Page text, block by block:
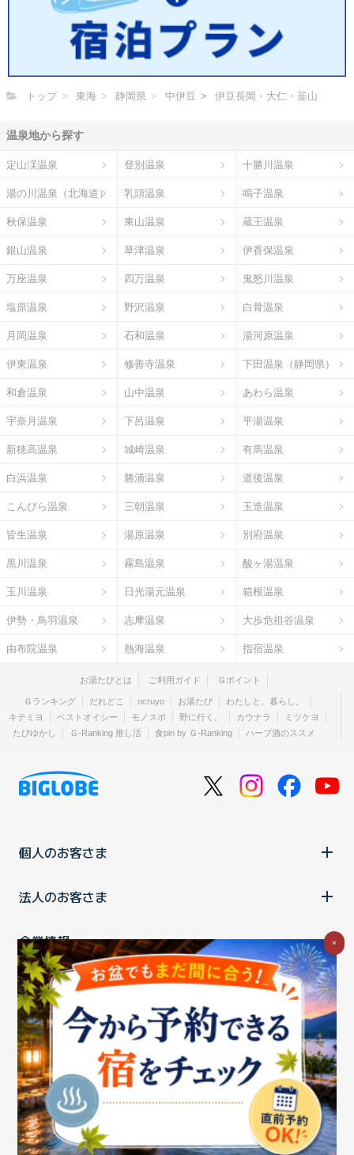
トップ 東海 静岡県 中伊豆 伊豆長岡・大仁・韮山
温泉地から探す
定山渓温泉 登別温泉 十勝川温泉
湯の川温泉（北海道） 乳頭温泉 鳴子温泉
秋保温泉 東山温泉 蔵王温泉
銀山温泉 草津温泉 伊香保温泉
万座温泉 四万温泉 鬼怒川温泉
塩原温泉 野沢温泉 白骨温泉
月岡温泉 石和温泉 湯河原温泉
伊東温泉 修善寺温泉 下田温泉（静岡県）
和倉温泉 山中温泉 あわら温泉
宇奈月温泉 下呂温泉 平湯温泉
新穂高温泉 城崎温泉 有馬温泉
白浜温泉 勝浦温泉 道後温泉
こんぴら温泉 三朝温泉 玉造温泉
皆生温泉 湯原温泉 別府温泉
黒川温泉 霧島温泉 酸ヶ湯温泉
玉川温泉 日光湯元温泉 箱根温泉
伊勢・鳥羽温泉 志摩温泉 大歩危祖谷温泉
由布院温泉 熱海温泉 指宿温泉
お湯たびとは ご利用ガイド Ｇポイント
Ｇランキング だれどこ ocruyo お湯たび
わたしと、暮らし。
キテミヨ
ベストオイシー モノスポ 野に行く。 カウナラ
ミツケヨ
たびゆかし
Ｇ-Ranking 推し活 食pin by Ｇ-Ranking ハーブ酒のススメ
個人のお客さま
法人のお客さま
企業情報
ご利用中の方
お問い合わせ消費税の表示 ウェブアクセシビリティの取り組み
個人情報保護ポリシープライバシーポータル
Cookieポリシー
特定商取引法に基づく表記情報セキュリティ基本方針
商標についてBIGLOBEトップ
×